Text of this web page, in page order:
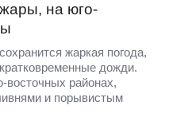
на юго-
жаркая погода,
дожди.
восточных районах,
и порывистым